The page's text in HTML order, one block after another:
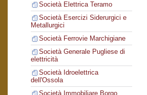
Società Elettrica Teramo
Società Esercizi Siderurgici e
Metallurgici
Società Ferrovie Marchigiane
Società Generale Pugliese di
elettricità
Società Idroelettrica
dell'Ossola
Società Immobiliare Borgo